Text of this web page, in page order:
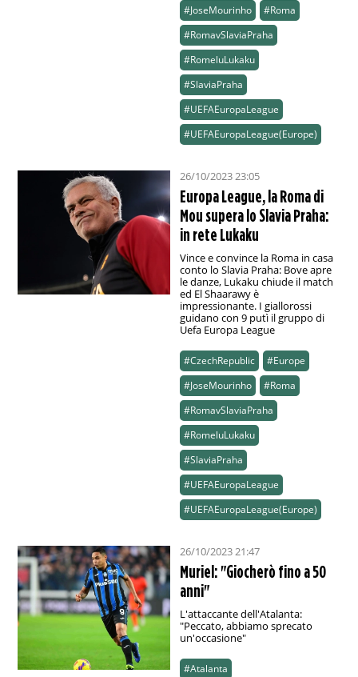
#JoseMourinho
#Roma
#RomavSlaviaPraha
#RomeluLukaku
#SlaviaPraha
#UEFAEuropaLeague
#UEFAEuropaLeague(Europe)
26/10/2023 23:05
Europa League, la Roma di
Mou supera lo Slavia Praha:
in rete Lukaku
Vince e convince la Roma in casa
conto lo Slavia Praha: Bove apre
le danze, Lukaku chiude il match
ed El Shaarawy è
impressionante. I giallorossi
guidano con 9 putì il gruppo di
Uefa Europa League
#CzechRepublic
#Europe
#JoseMourinho
#Roma
#RomavSlaviaPraha
#RomeluLukaku
#SlaviaPraha
#UEFAEuropaLeague
#UEFAEuropaLeague(Europe)
26/10/2023 21:47
Muriel: "Giocherò fino a 50
anni"
L'attaccante dell'Atalanta:
"Peccato, abbiamo sprecato
un'occasione"
#Atalanta